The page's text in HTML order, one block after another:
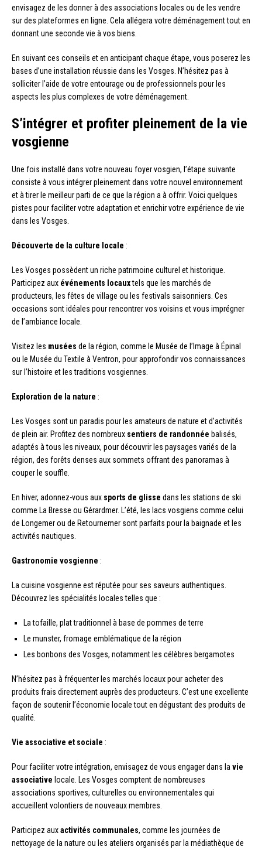
envisagez de les donner à des associations locales ou de les vendre
sur des plateformes en ligne. Cela allégera votre déménagement tout en
donnant une seconde vie à vos biens.
En suivant ces conseils et en anticipant chaque étape, vous poserez les
bases d’une installation réussie dans les Vosges. N’hésitez pas à
solliciter l’aide de votre entourage ou de professionnels pour les
aspects les plus complexes de votre déménagement.
S’intégrer et profiter pleinement de la vie
vosgienne
Une fois installé dans votre nouveau foyer vosgien, l’étape suivante
consiste à vous intégrer pleinement dans votre nouvel environnement
et à tirer le meilleur parti de ce que la région a à offrir. Voici quelques
pistes pour faciliter votre adaptation et enrichir votre expérience de vie
dans les Vosges.
Découverte de la culture locale :
Les Vosges possèdent un riche patrimoine culturel et historique.
Participez aux événements locauxtels que les marchés de
producteurs, les fêtes de village ou les festivals saisonniers. Ces
occasions sont idéales pour rencontrer vos voisins et vous imprégner
de l’ambiance locale.
Visitez les musées de la région, comme le Musée de l’Image à Épinal
ou le Musée du Textile à Ventron, pour approfondir vos connaissances
sur l’histoire et les traditions vosgiennes.
Exploration de la nature :
Les Vosges sont un paradis pour les amateurs de nature et d’activités
de plein air. Profitez des nombreux sentiers de randonnée balisés,
adaptés à tous les niveaux, pour découvrir les paysages variés de la
région, des forêts denses aux sommets offrant des panoramas à
couper le souffle.
En hiver, adonnez-vous aux sports de glisse dans les stations de ski
comme La Bresse ou Gérardmer. L’été, les lacs vosgiens comme celui
de Longemer ou de Retournemer sont parfaits pour la baignade et les
activités nautiques.
Gastronomie vosgienne :
La cuisine vosgienne est réputée pour ses saveurs authentiques.
Découvrez les spécialités locales telles que :
La tofaille, plat traditionnel à base de pommes de terre
Le munster, fromage emblématique de la région
Les bonbons des Vosges, notamment les célèbres bergamotes
N’hésitez pas à fréquenter les marchés locaux pour acheter des
produits frais directement auprès des producteurs. C’est une excellente
façon de soutenir l’économie locale tout en dégustant des produits de
qualité.
Vie associative et sociale :
Pour faciliter votre intégration, envisagez de vous engager dans la vie
associative locale. Les Vosges comptent de nombreuses
associations sportives, culturelles ou environnementales qui
accueillent volontiers de nouveaux membres.
Participez auxactivités communales, comme les journées de
nettoyage de la nature ou les ateliers organisés par la médiathèque de